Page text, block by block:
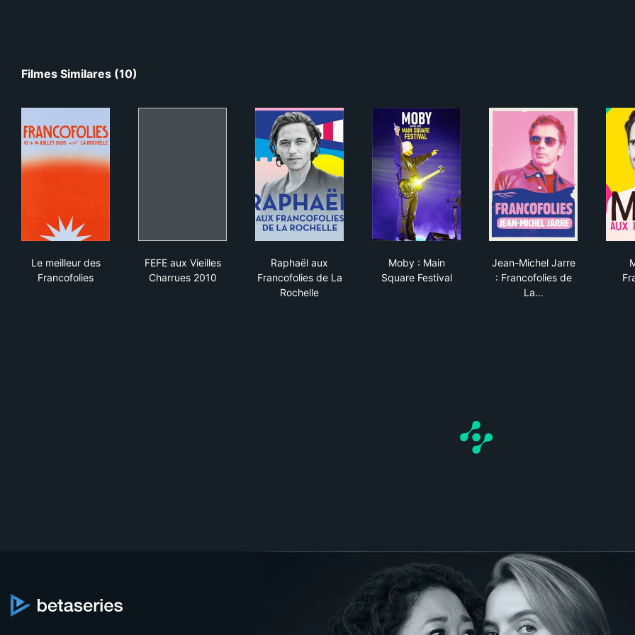
Filmes Similares (10)
Le meilleur des
Francofolies
FEFE aux Vieilles
Charrues 2010
Raphaël aux
Francofolies de La
Rochelle
Moby : Main
Square Festival
Jean-Michel Jarre
: Francofolies de
La…